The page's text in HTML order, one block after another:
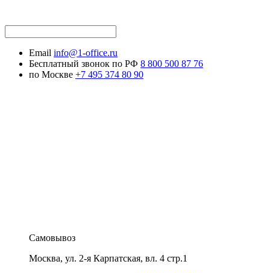
Email info@1-office.ru
Бесплатный звонок по РФ 8 800 500 87 76
по Москве +7 495 374 80 90
Самовывоз
Москва, ул. 2-я Карпатская, вл. 4 стр.1